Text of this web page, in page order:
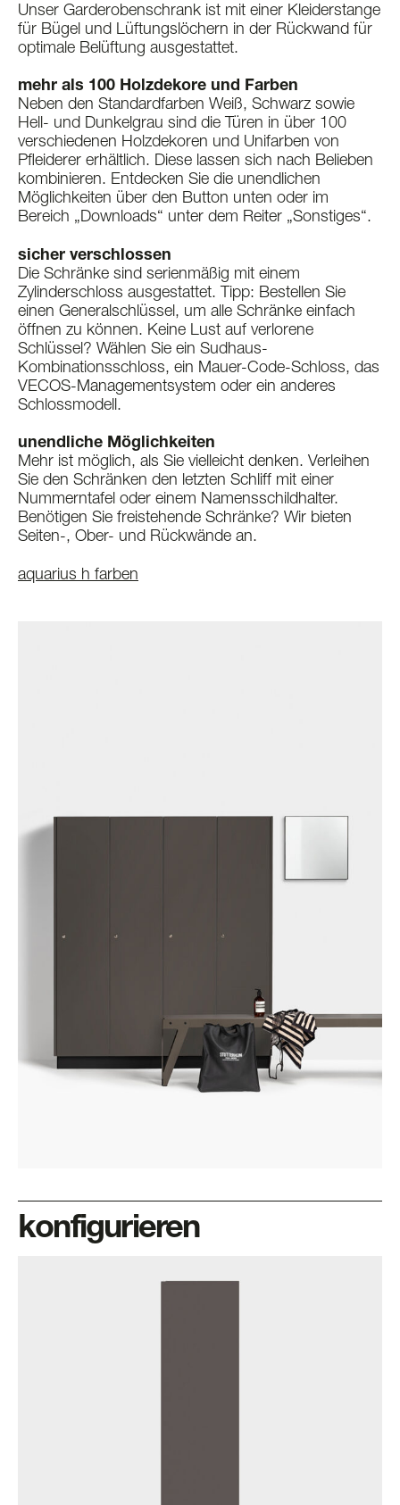
Unser Garderobenschrank ist mit einer Kleiderstange
für Bügel und Lüftungslöchern in der Rückwand für
optimale Belüftung ausgestattet.
mehr als 100 Holzdekore und Farben
Neben den Standardfarben Weiß, Schwarz sowie
Hell- und Dunkelgrau sind die Türen in über 100
verschiedenen Holzdekoren und Unifarben von
Pfleiderer erhältlich. Diese lassen sich nach Belieben
kombinieren. Entdecken Sie die unendlichen
Möglichkeiten über den Button unten oder im
Bereich „Downloads“ unter dem Reiter „Sonstiges“.
sicher verschlossen
Die Schränke sind serienmäßig mit einem
Zylinderschloss ausgestattet. Tipp: Bestellen Sie
einen Generalschlüssel, um alle Schränke einfach
öffnen zu können. Keine Lust auf verlorene
Schlüssel? Wählen Sie ein Sudhaus-
Kombinationsschloss, ein Mauer-Code-Schloss, das
VECOS-Managementsystem oder ein anderes
Schlossmodell.
unendliche Möglichkeiten
Mehr ist möglich, als Sie vielleicht denken. Verleihen
Sie den Schränken den letzten Schliff mit einer
Nummerntafel oder einem Namensschildhalter.
Benötigen Sie freistehende Schränke? Wir bieten
Seiten-, Ober- und Rückwände an.
aquarius h farben
konfigurieren